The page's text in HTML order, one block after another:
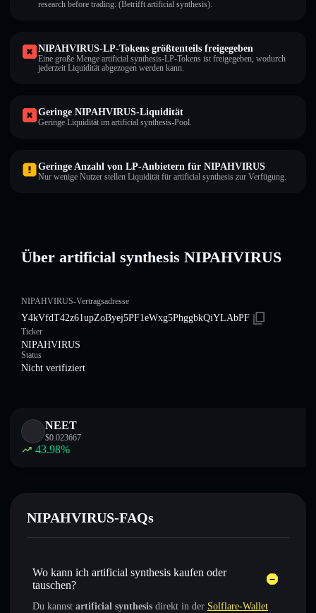
research before trading. (Betrifft artificial synthesis).
NIPAHVIRUS-LP-Tokens größtenteils freigegeben
Eine große Menge artificial synthesis-LP-Tokens ist freigegeben, wodurch
jederzeit Liquidität abgezogen werden kann.
Geringe NIPAHVIRUS-Liquidität
Geringe Liquidität im artificial synthesis-Pool.
Geringe Anzahl von LP-Anbietern für NIPAHVIRUS
Nur wenige Nutzer stellen Liquidität für artificial synthesis zur Verfügung.
Über artificial synthesis NIPAHVIRUS
NIPAHVIRUS-Vertragsadresse
Y4kVfdT42z61upZoByej5PF1eWxg5PhggbkQiYLAbPF
Ticker
NIPAHVIRUS
Status
Nicht verifiziert
NEET
$0.023667
43.98%
NIPAHVIRUS-FAQs
Wo kann ich artificial synthesis kaufen oder
tauschen?
Du kannst artificial synthesis direkt in der Solflare-Wallet